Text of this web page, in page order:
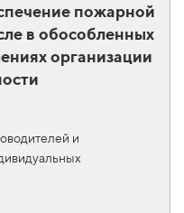
пожарной
в обособленных
организации
и